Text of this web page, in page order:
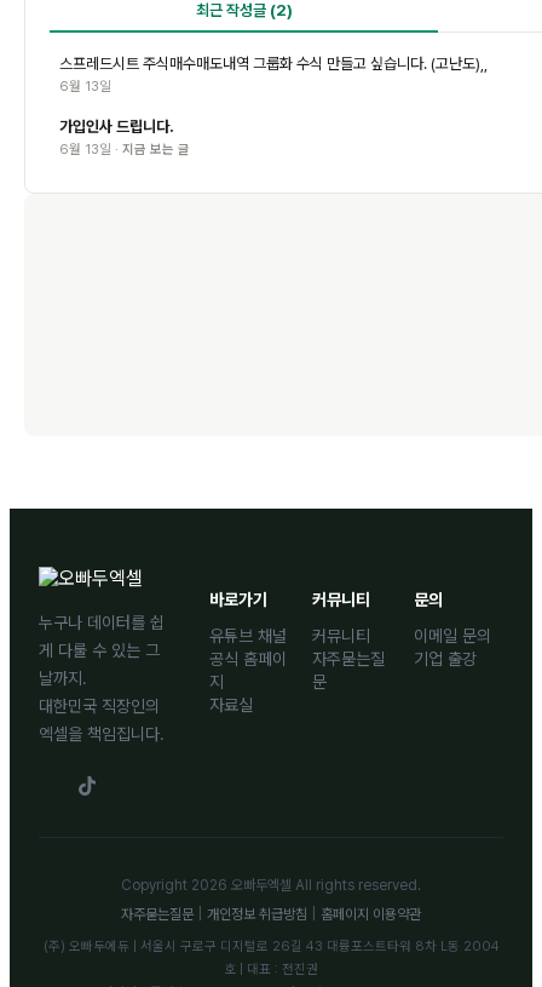
최근 작성글 (2)
스프레드시트 주식매수매도내역 그룹화 수식 만들고 싶습니다. (고난도),,
6월 13일
가입인사 드립니다.
6월 13일 · 지금 보는 글
누구나 데이터를 쉽
게 다룰 수 있는 그
날까지.
대한민국 직장인의
엑셀을 책임집니다.
바로가기
유튜브 채널
공식 홈페이
지
자료실
커뮤니티
커뮤니티
자주묻는질
문
문의
이메일 문의
기업 출강
Copyright 2026 오빠두엑셀 All rights reserved.
자주묻는질문
개인정보 취급방침 홈페이지 이용약관
(주) 오빠두에듀 | 서울시 구로구 디지털로 26길 43 대륭포스트타워 8차 L동 2004
호 | 대표 : 전진권